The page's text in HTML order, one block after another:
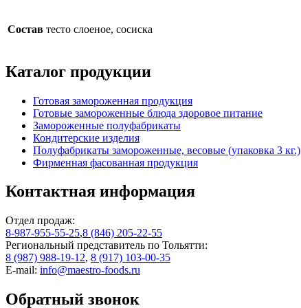
Состав тесто слоеное, сосиска
Каталог продукции
Готовая замороженная продукция
Готовые замороженные блюда здоровое питание
Замороженные полуфабрикаты
Кондитерские изделия
Полуфабрикаты замороженные, весовые (упаковка 3 кг.)
Фирменная фасованная продукция
Контактная информация
Отдел продаж:
8-987-955-55-25,8 (846) 205-22-55
Региональный представитель по Тольятти:
8 (987) 988-19-12, 8 (917) 103-00-35
E-mail: info@maestro-foods.ru
Обратный звонок